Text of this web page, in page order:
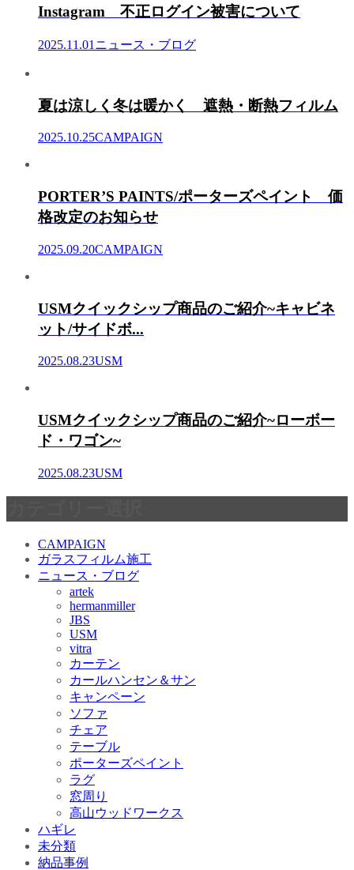
Instagram 不正ログイン被害について
2025.11.01 ニュース・ブログ
夏は涼しく冬は暖かく 遮熱・断熱フィルム
2025.10.25CAMPAIGN
PORTER’S PAINTS/ポーターズペイント 価
格改定のお知らせ
2025.09.20CAMPAIGN
USMクイックシップ商品のご紹介~キャビネ
ット/サイドボ...
2025.08.23USM
USMクイックシップ商品のご紹介~ローボー
ド・ワゴン~
2025.08.23USM
CAMPAIGN
ガラスフィルム施工
ニュース・ブログ
artek
hermanmiller
JBS
USM
vitra
カーテン
カールハンセン＆サン
キャンペーン
ソファ
チェア
テーブル
ポーターズペイント
ラグ
窓周り
高山ウッドワークス
ハギレ
未分類
納品事例